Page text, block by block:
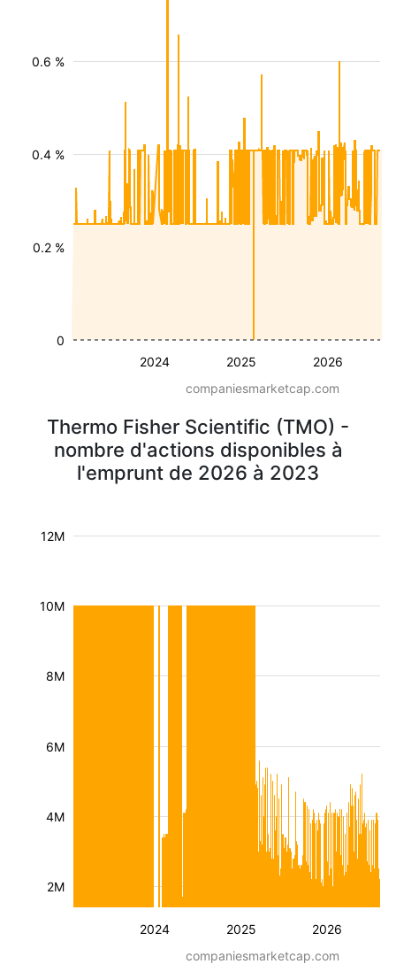
2024 2025 2026
0.2 %
0.4 %
0.6 %
0
companiesmarketcap.com
Thermo Fisher Scientific (TMO) -
nombre d'actions disponibles à
l'emprunt de 2026 à 2023
2024 2025 2026
2M
4M
6M
8M
10M
12M
companiesmarketcap.com